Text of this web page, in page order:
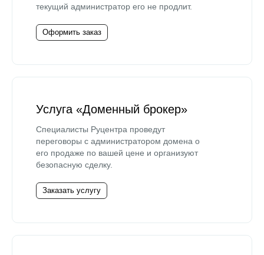
текущий администратор его не продлит.
Оформить заказ
Услуга «Доменный брокер»
Специалисты Руцентра проведут
переговоры с администратором домена о
его продаже по вашей цене и организуют
безопасную сделку.
Заказать услугу